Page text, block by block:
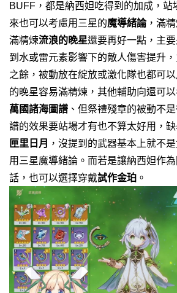
BUFF，都是納西妲吃得到的加成，站
來也可以考慮用三星的魔導緒論，滿
滿精煉流浪的晚星還要再好一點，主
到水或雷元素影響下的敵人傷害提升
之餘，被動放在綻放或激化隊也都可
的晚星容易滿精煉，其他輔助向還可
萬國諸海圖譜 、但祭禮殘章的被動不
譜的效果要站場才有也不算太好用，
匣里日月 ，沒提到的武器基本上就不
用三星魔導緒論。而若是讓納西妲作
話，也可以選擇穿戴試作金珀 。